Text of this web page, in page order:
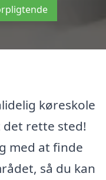
køreskole
det rette sted!
med at finde
så du kan